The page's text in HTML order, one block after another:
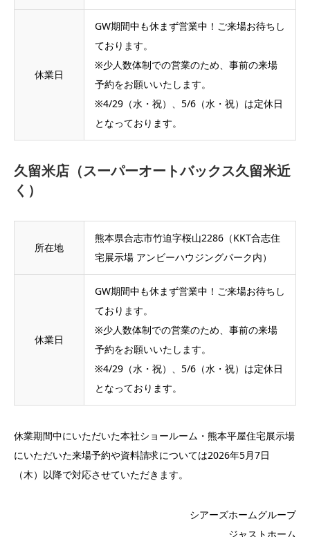
休業日
GW期間中も休まず営業中！ご来場お待ちし
ております。
※少人数体制での営業のため、事前の来場
予約をお願いいたします。
※4/29（水・祝）、5/6（水・祝）は定休日
となっております。
久留米店（スーパーオートバックス久留米近
く）
所在地
熊本県合志市竹迫字桜山2286（KKT合志住
宅展示場 アンビーハウジングパーク内）
休業日
GW期間中も休まず営業中！ご来場お待ちし
ております。
※少人数体制での営業のため、事前の来場
予約をお願いいたします。
※4/29（水・祝）、5/6（水・祝）は定休日
となっております。
休業期間中にいただいた本社ショールーム・熊本平屋住宅展示場
にいただいた来場予約や資料請求については2026年5月7日
（木）以降で対応させていただきます。
シアーズホームグループ
ジャストホーム